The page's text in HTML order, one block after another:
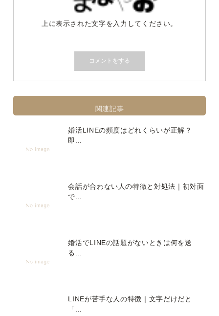
上に表示された文字を入力してください。
関連記事
婚活LINEの頻度はどれくらいが正解？
即...
会話が合わない人の特徴と対処法｜初対面
で...
婚活でLINEの話題がないときは何を送
る...
LINEが苦手な人の特徴｜文字だけだと
「...